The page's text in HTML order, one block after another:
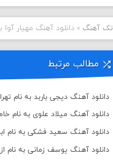
تک آهنگ »دانلود آهنگ مهیار آوا
مطالب مرتبط
دانلود آهنگ دیجی باربد به نام تهران فیت
دانلود آهنگ میلاد علوی به نام
دانلود آهنگ سعید فشکی به نام
دانلود آهنگ یوسف زمانی به نام